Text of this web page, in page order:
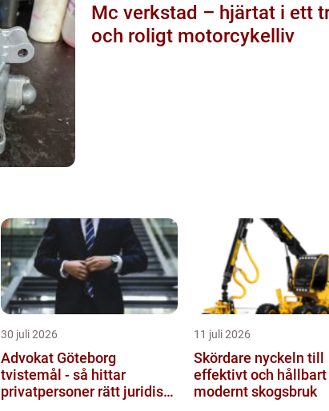
Mc verkstad – hjärtat i ett
och roligt motorcykelliv
30 juli 2026
Advokat Göteborg
tvistemål - så hittar
privatpersoner rätt juridiskt
11 juli 2026
Skördare nyckeln till
effektivt och hållbart
modernt skogsbruk